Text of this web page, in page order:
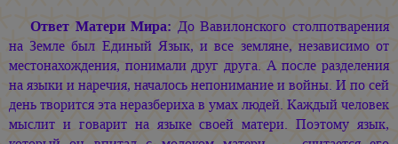
Ответ Матери Мира: До Вавилонского столпотварения
на Земле был Единый Язык, и все земляне, независимо от
местонахождения, понимали друг друга. А после разделения
на языки и наречия, началось непонимание и войны. И по сей
день творится эта неразбериха в умах людей. Каждый человек
мыслит и говарит на языке своей матери. Поэтому язык,